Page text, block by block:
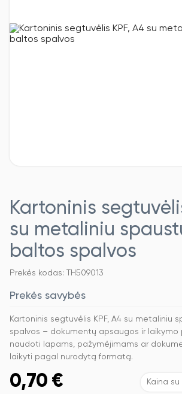
Kartoninis
su metaliniu
baltos spalvos
Prekės kodas: TH509013
Prekės savybės
Kartoninis segtuvėlis KPF, A4 su metaliniu
spalvos – dokumentų apsaugos ir laikymo
naudoti lapams, pažymėjimams ar
laikyti pagal nurodytą formatą.
0,70 € Kaina su